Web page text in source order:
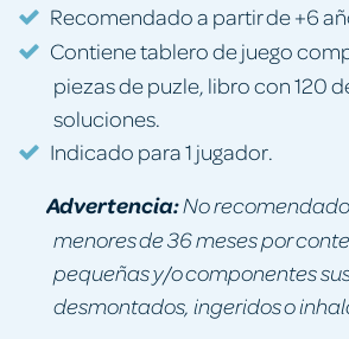
Recomendado a partir de +6
Contiene tablero de juego
piezas de puzle, libro con 120
soluciones.
Indicado para 1 jugador.
Advertencia:No
menores de 36 meses por
pequeñas y/o componentes
desmontados, ingeridos o